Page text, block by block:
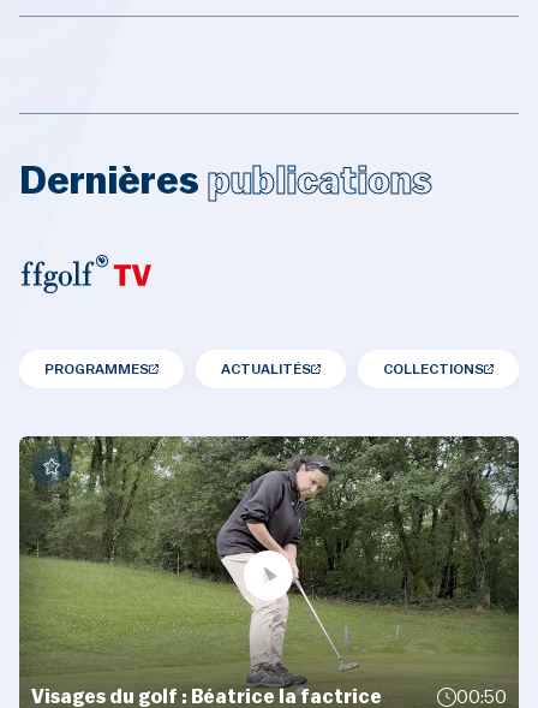
Dernières publications
PROGRAMMES ACTUALITÉS COLLECTIONS
Visages du golf : Béatrice la factrice 00:50